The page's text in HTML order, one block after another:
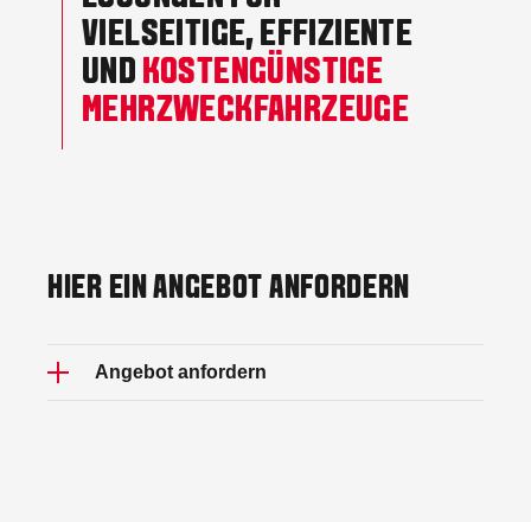
VIELSEITIGE, EFFIZIENTE
UND KOSTENGÜNSTIGE
MEHRZWECKFAHRZEUGE
HIER EIN ANGEBOT ANFORDERN
Angebot anfordern